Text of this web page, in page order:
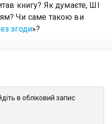
книгу? Як думаєте, ШІ
Чи саме такою ви
згоди»?
в обліковий запис